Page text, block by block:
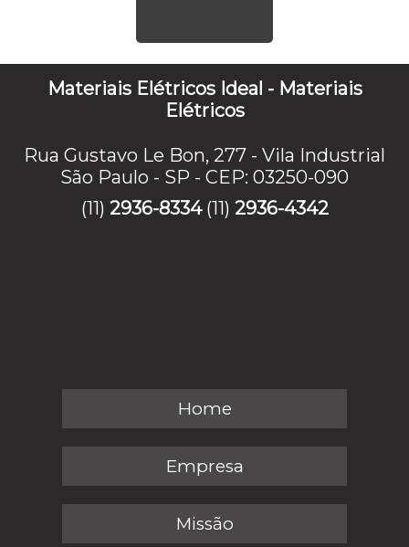
Materiais Elétricos Ideal - Materiais
Elétricos
Rua Gustavo Le Bon, 277 - Vila Industrial
São Paulo - SP - CEP: 03250-090
(11) 2936-8334 (11) 2936-4342
Home
Empresa
Missão